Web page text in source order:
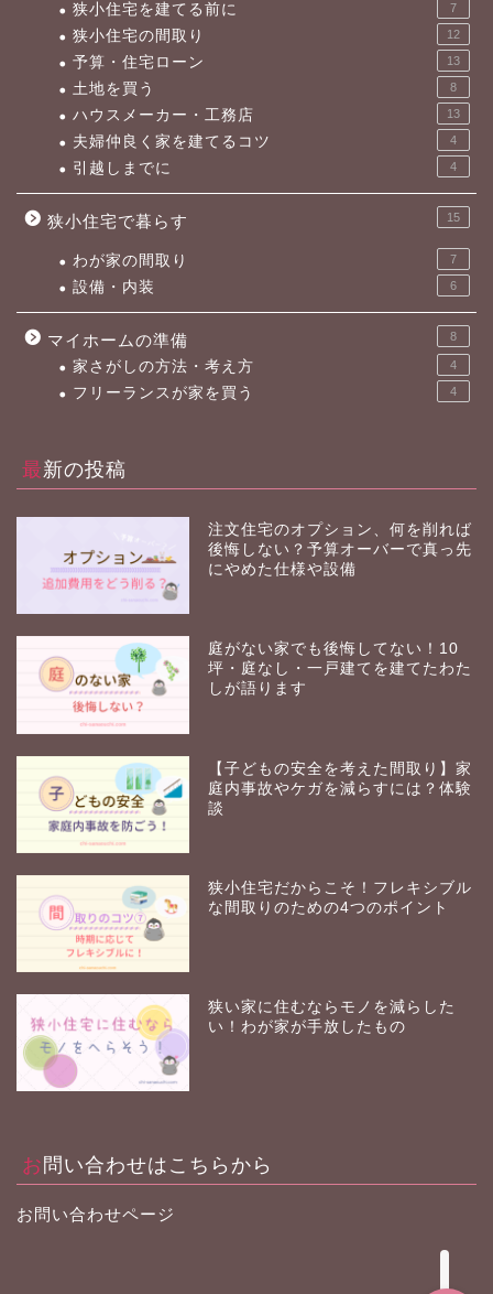
狭小住宅を建てる前に 7
狭小住宅の間取り 12
予算・住宅ローン 13
土地を買う 8
ハウスメーカー・工務店 13
夫婦仲良く家を建てるコツ 4
引越しまでに 4
狭小住宅で暮らす 15
わが家の間取り 7
設備・内装 6
マイホームの準備 8
家さがしの方法・考え方 4
フリーランスが家を買う 4
最新の投稿
注文住宅のオプション、何を削れば
後悔しない？予算オーバーで真っ先
にやめた仕様や設備
庭がない家でも後悔してない！10
坪・庭なし・一戸建てを建てたわた
しが語ります
【子どもの安全を考えた間取り】家
庭内事故やケガを減らすには？体験
談
狭小住宅だからこそ！フレキシブル
な間取りのための4つのポイント
狭い家に住むならモノを減らした
い！わが家が手放したもの
お問い合わせはこちらから
お問い合わせページ
狭小住宅って？